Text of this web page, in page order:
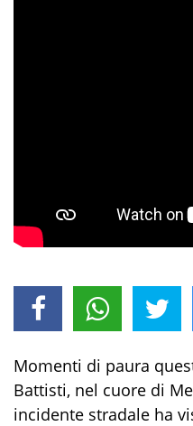
Momenti di paura
Battisti, nel cuore di
incidente stradale ha